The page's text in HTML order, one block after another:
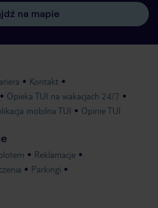
na mapie
Kontakt
Opieka TUI na wakacjach 24/7
mobilna TUI Opinie TUI
Reklamacje
Parkingi